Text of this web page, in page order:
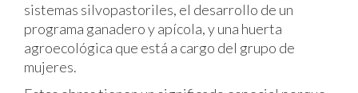
sistemas silvopastoriles, el desarrollo de un
programa ganadero y apícola, y una huerta
agroecológica que está a cargo del grupo de
mujeres.